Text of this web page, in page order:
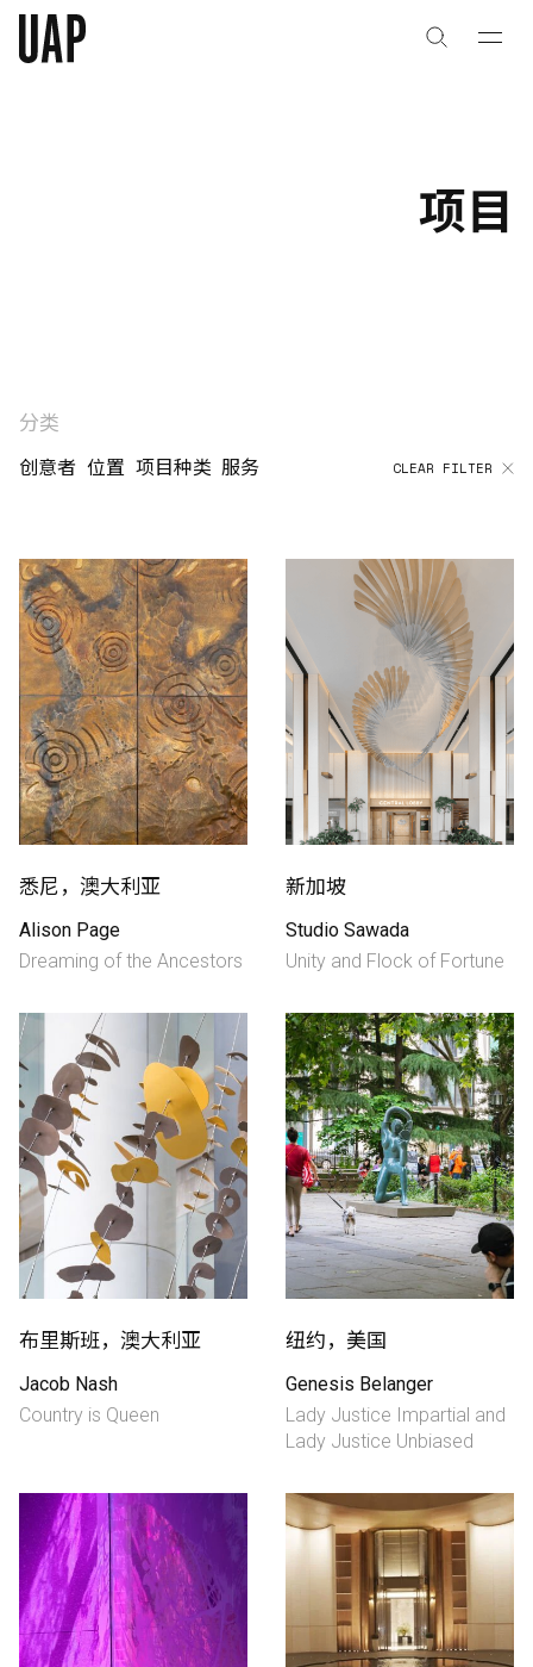
能力
制作工厂
艺术品保护部门
创新计划
刊物
联系我们
项目
分类
创意者 位置 项目种类 服务 CLEAR FILTER
悉尼，澳大利亚
Alison Page
Dreaming of the Ancestors
新加坡
Studio Sawada
Unity and Flock of Fortune
布里斯班，澳大利亚
Jacob Nash
Country is Queen
纽约，美国
Genesis Belanger
Lady Justice Impartial and
Lady Justice Unbiased